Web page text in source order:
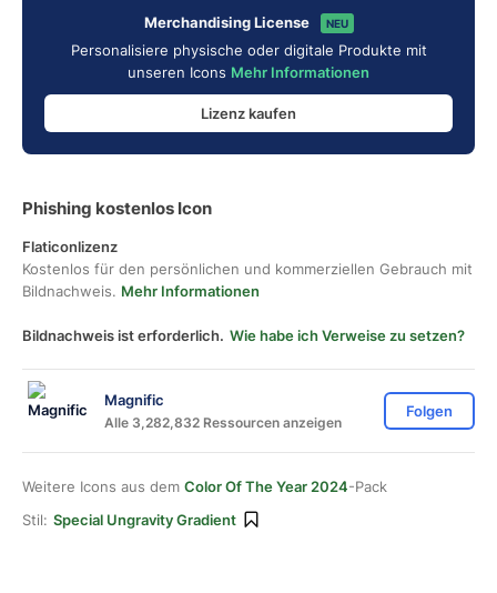
Merchandising License NEU
Personalisiere physische oder digitale Produkte mit
unseren Icons Mehr Informationen
Lizenz kaufen
Phishing kostenlos Icon
Flaticonlizenz
Kostenlos für den persönlichen und kommerziellen Gebrauch mit
Bildnachweis. Mehr Informationen
Bildnachweis ist erforderlich. Wie habe ich Verweise zu setzen?
Magnific
Alle 3,282,832 Ressourcen anzeigen
Folgen
Weitere Icons aus dem Color Of The Year 2024-Pack
Stil: Special Ungravity Gradient